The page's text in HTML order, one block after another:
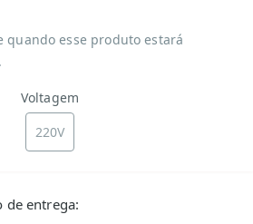
quando esse produto estará
Voltagem
220V
de entrega: